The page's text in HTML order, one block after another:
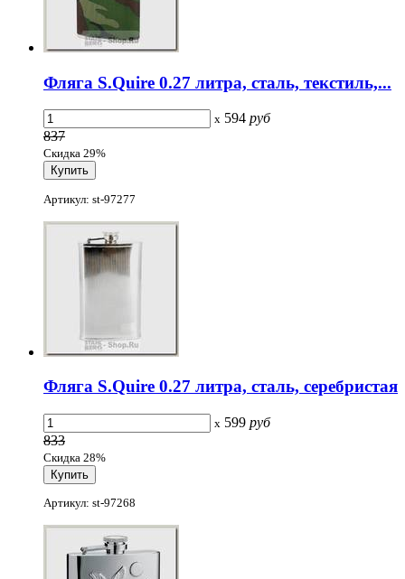
Фляга S.Quire 0.27 литра, сталь, текстиль,...
x 594 руб
837
Скидка 29%
Артикул: st-97277
Фляга S.Quire 0.27 литра, сталь, серебристая
x 599 руб
833
Скидка 28%
Артикул: st-97268